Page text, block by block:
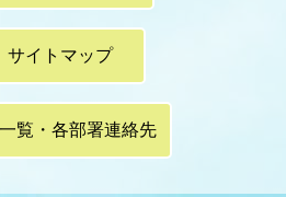
サイトマップ
覧・各部署連絡先